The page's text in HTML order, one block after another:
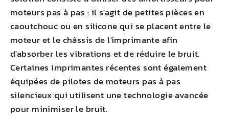
moteurs pas à pas : il s'agit de petites pièces en
caoutchouc ou en silicone qui se placent entre le
moteur et le châssis de l'imprimante afin
d'absorber les vibrations et de réduire le bruit.
Certaines imprimantes récentes sont également
équipées de pilotes de moteurs pas à pas
silencieux qui utilisent une technologie avancée
pour minimiser le bruit.